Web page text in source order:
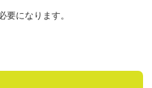
要になります。